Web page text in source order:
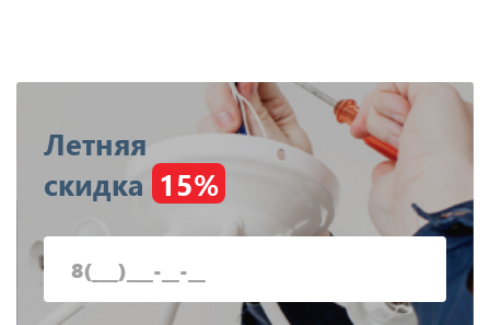
Летняя
скидка 15%